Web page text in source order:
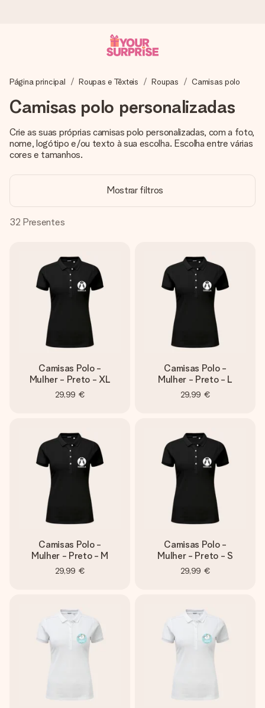
Preparamos o teu presente com toda a atenção e
hora certa, quando mais importa.
4,7 (com base em +15.000 avaliações)
Os nossos presentes inspiram. Os clientes avaliam-nos
com 4,7 no Google Reviews.
Cria algo único em apenas alguns passos - com o nome
dela, uma foto ou uma mensagem que realmente toca o
coração. Sem complicações, apenas todo o amor num
momento especial.
Página principal Roupas e Têxteis Roupas Camisas polo
Camisas polo personalizadas
Crie as suas próprias camisas polo personalizadas, com a foto,
nome, logótipo e/ou texto à sua escolha. Escolha entre várias
cores e tamanhos.
Mostrar filtros
32 Presentes
Camisas Polo -
Mulher - Preto - XL
29,99 €
Camisas Polo -
Mulher - Preto - L
29,99 €
Camisas Polo -
Mulher - Preto - M
29,99 €
Camisas Polo -
Mulher - Preto - S
29,99 €